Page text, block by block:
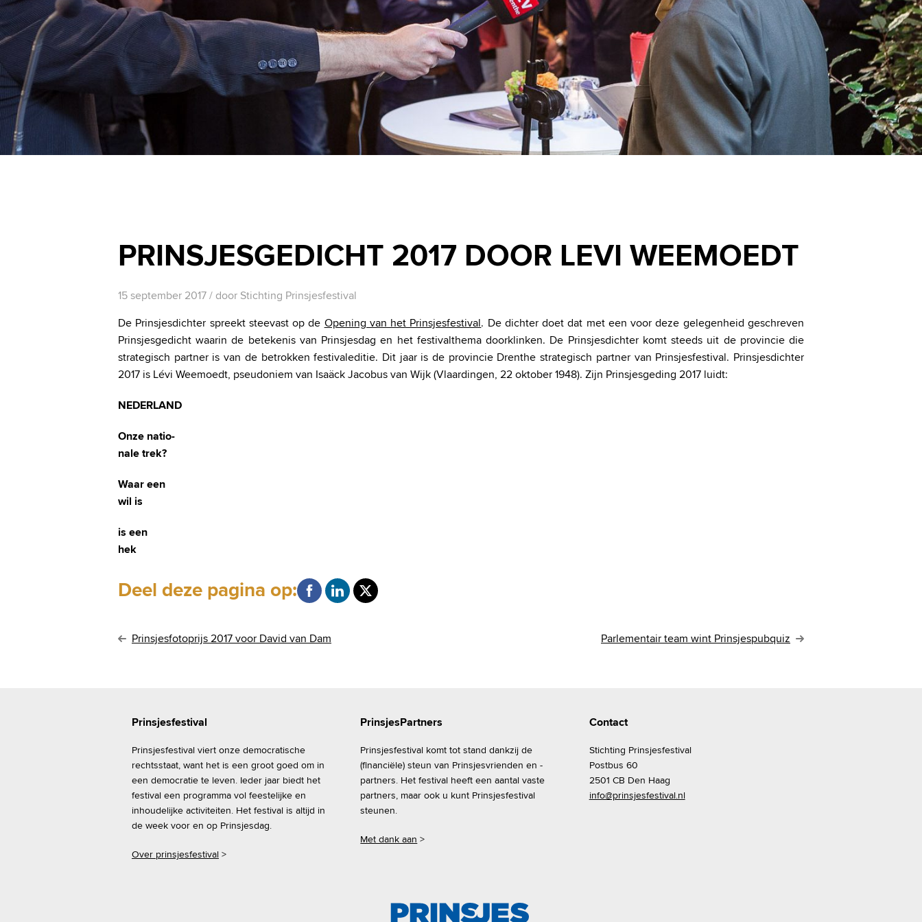
PRINSJESGEDICHT 2017 DOOR LEVI WEEMOEDT
15 september 2017/ door Stichting Prinsjesfestival
De Prinsjesdichter spreekt steevast op de Opening van het Prinsjesfestival. De dichter doet dat met een voor deze gelegenheid geschreven
Prinsjesgedicht waarin de betekenis van Prinsjesdag en het festivalthema doorklinken. De Prinsjesdichter komt steeds uit de provincie die
strategisch partner is van de betrokken festivaleditie. Dit jaar is de provincie Drenthe strategisch partner van Prinsjesfestival. Prinsjesdichter
2017 is Lévi Weemoedt, pseudoniem van Isaäck Jacobus van Wijk (Vlaardingen, 22 oktober 1948). Zijn Prinsjesgeding 2017 luidt:
NEDERLAND
Onze natio-
nale trek?
Waar een
wil is
is een
hek
Deel deze pagina op:
BPrinsjesfotoprijs 2017 voor David van Dam Parlementair team wint Prinsjespubquiz
Prinsjesfestival
Prinsjesfestival viert onze democratische
rechtsstaat, want het is een groot goed om in
een democratie te leven. Ieder jaar biedt het
festival een programma vol feestelijke en
inhoudelijke activiteiten. Het festival is altijd in
de week voor en op Prinsjesdag.
Over prinsjesfestival >
PrinsjesPartners
Prinsjesfestival komt tot stand dankzij de
(financiële) steun van Prinsjesvrienden en -
partners. Het festival heeft een aantal vaste
partners, maar ook u kunt Prinsjesfestival
steunen.
Met dank aan >
Contact
Stichting Prinsjesfestival
Postbus 60
2501 CB Den Haag
info@prinsjesfestival.nl